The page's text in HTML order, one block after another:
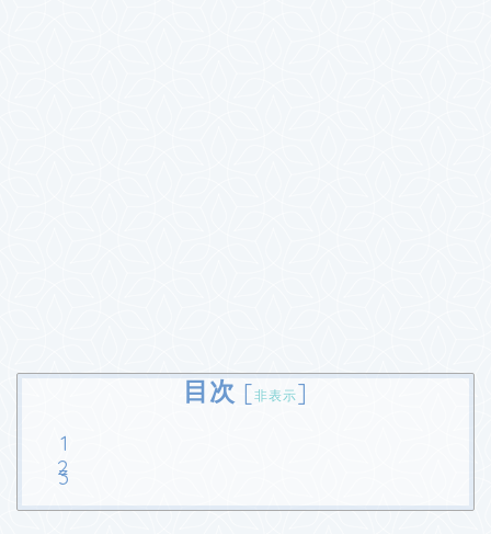
目次 [非表示]